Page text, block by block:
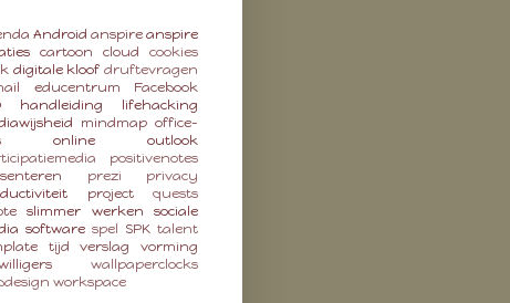
Android anspire anspire
cartoon cloud
cookies
digitale kloof druftevragen
educentrum
Facebook
handleiding
lifehacking
mindmap office-
online
outlook
positivenotes
prezi
privacy
project
quests
slimmer werken
sociale
software spel SPK talent
tijd verslag
vorming
wallpaperclocks
workspace